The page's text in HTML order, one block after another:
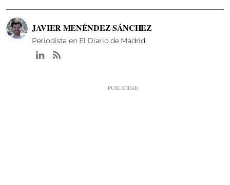
JAVIER MENÉNDEZ SÁNCHEZ
Periodista en El Diario de Madrid